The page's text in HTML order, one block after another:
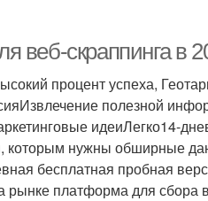
веб-скраппинга в
процент успеха,
полезной
идеиЛегко14-
которым нужны обширные
бесплатная пробная
платформа для сбора